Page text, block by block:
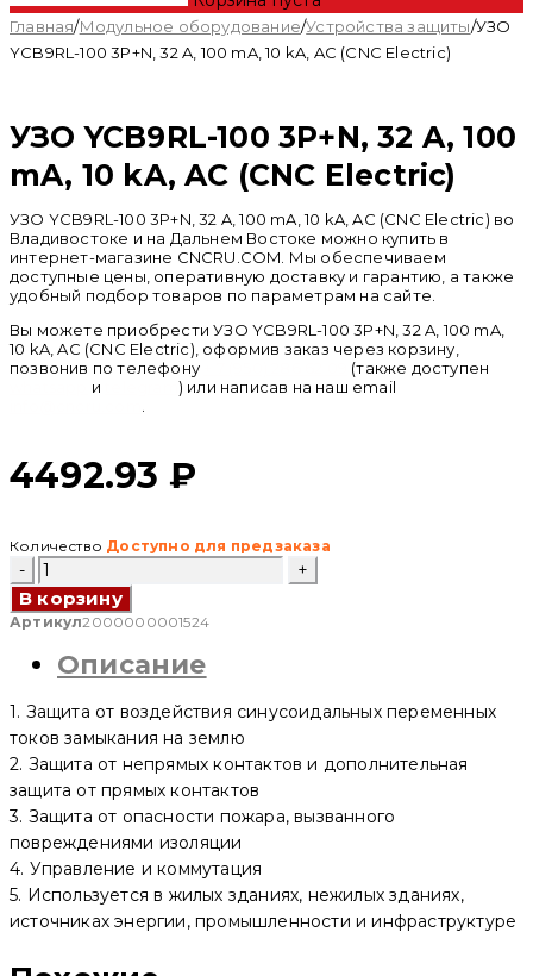
Главная/Модульное оборудование/Устройства защиты/УЗО
YCB9RL-100 3P+N, 32 A, 100 mA, 10 kA, AC (CNC Electric)
УЗО YCB9RL-100 3P+N, 32 A, 100
mA, 10 kA, AC (CNC Electric)
УЗО YCB9RL-100 3P+N, 32 A, 100 mA, 10 kA, AC (CNC Electric) во
Владивостоке и на Дальнем Востоке можно купить в
интернет-магазине CNCRU.COM. Мы обеспечиваем
доступные цены, оперативную доставку и гарантию, а также
удобный подбор товаров по параметрам на сайте.
Вы можете приобрести УЗО YCB9RL-100 3P+N, 32 A, 100 mA,
10 kA, AC (CNC Electric), оформив заказ через корзину,
позвонив по телефону
(также доступен
и
) или написав на наш email
4492.93 ₽
Количество Доступно для предзаказа
Количество
товара
УЗО
YCB9RL-
3P+N,
32
100
mA,
10
kA,
AC
(CNC
Electric)
В корзину
Артикул2000000001524
Описание
1. Защита от воздействия синусоидальных переменных
токов замыкания на землю
2. Защита от непрямых контактов и дополнительная
защита от прямых контактов
3. Защита от опасности пожара, вызванного
повреждениями изоляции
4. Управление и коммутация
5. Используется в жилых зданиях, нежилых зданиях,
источниках энергии, промышленности и инфраструктуре